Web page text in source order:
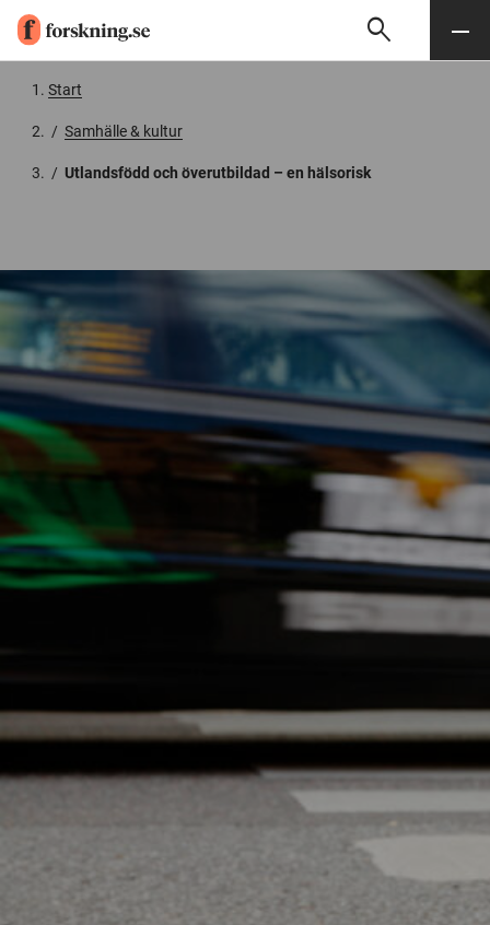
Söksearch Meny
Start
/ Samhälle & kultur
/ Utlandsfödd och överutbildad – en hälsorisk